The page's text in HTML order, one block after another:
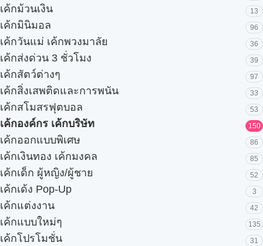
เค้กม้วนเงิน 13
เค้กมินิมอล 96
เค้กวันแม่ เค้กพวงมาลัย 36
เค้กส่งด่วน 3 ชั่วโมง 39
เค้กสัตว์ต่างๆ 97
เค้กสิ่งเสพติดและการพนัน 33
เค้กสโมสรฟุตบอล 53
เค้กองค์กร เค้กบริษัท 150
เค้กออกแบบพิเศษ 86
เค้กเงินทอง เค้กมงคล 85
เค้กเด็ก ผู้หญิง/ผู้ชาย 52
เค้กเด้ง Pop-Up 3
เค้กแต่งงาน 42
เค้กแบบใหม่ๆ 135
เค้กโปรโมชั่น 31